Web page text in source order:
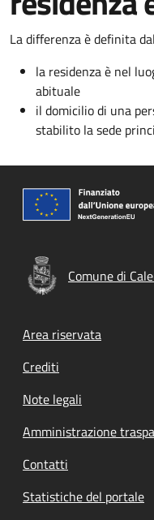
La differenza è definita dal
la residenza è nel
abituale
il domicilio di una
stabilito la sede
Comune di
Footer menu
Area riservata
Crediti
Note legali
Amministrazione
Contatti
Statistiche del portale